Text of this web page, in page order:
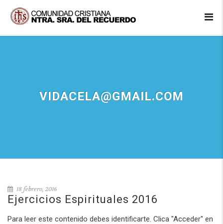
VIDACELA@GMAIL.COM
18 febrero, 2016
Ejercicios Espirituales 2016
Para leer este contenido debes identificarte. Clica "Acceder" en